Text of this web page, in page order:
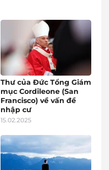
Thư của Đức Tổng Giám
mục Cordileone (San
Francisco) về vấn đề
nhập cư
15.02.2025